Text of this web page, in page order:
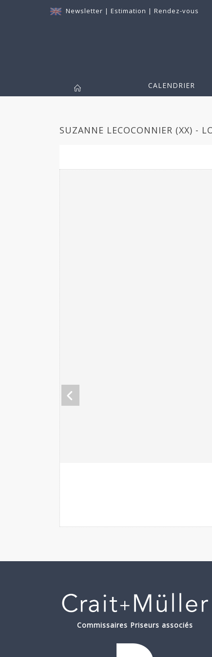
Newsletter | Estimation | Rendez-vous
CALENDRIER
SUZANNE LECOCONNIER (XX) -
Commissaires Priseurs associés